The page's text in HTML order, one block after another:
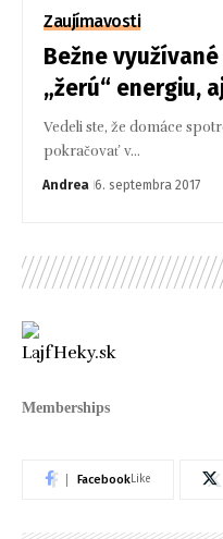
Zaujímavosti
Bežne
„žerú“ energiu,
Vedeli ste, že domáce
pokračovať v…
Andrea 6. septembra 2017
Memberships
FacebookLike